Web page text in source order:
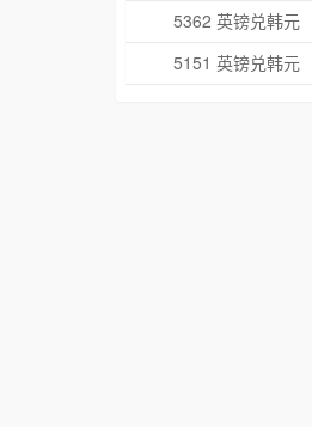
5362 英镑兑韩元
5151 英镑兑韩元